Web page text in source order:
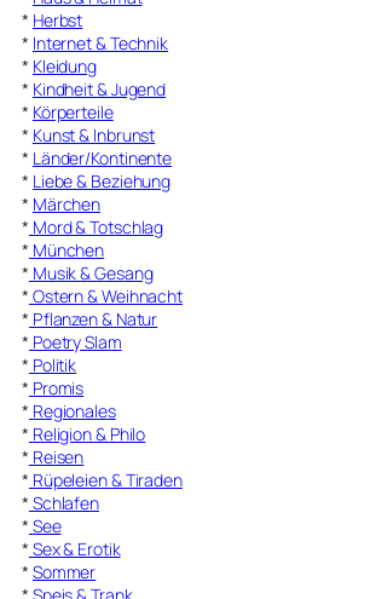
* Herbst
* Internet & Technik
* Kleidung
* Kindheit & Jugend
* Körperteile
* Kunst & Inbrunst
* Länder/Kontinente
* Liebe & Beziehung
* Märchen
* Mord & Totschlag
* München
* Musik & Gesang
* Ostern & Weihnacht
* Pflanzen & Natur
* Poetry Slam
* Politik
* Promis
* Regionales
* Religion & Philo
* Reisen
* Rüpeleien & Tiraden
* Schlafen
* See
* Sex & Erotik
* Sommer